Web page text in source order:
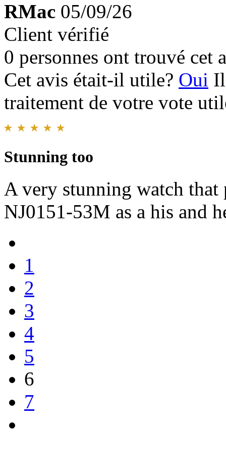
RMac 05/09/26
Client vérifié
0 personnes ont trouvé cet
Cet avis était-il utile? Oui
traitement de votre vote
Stunning too
A very stunning watch
NJ0151-53M as a his and
1
2
3
4
5
6
7